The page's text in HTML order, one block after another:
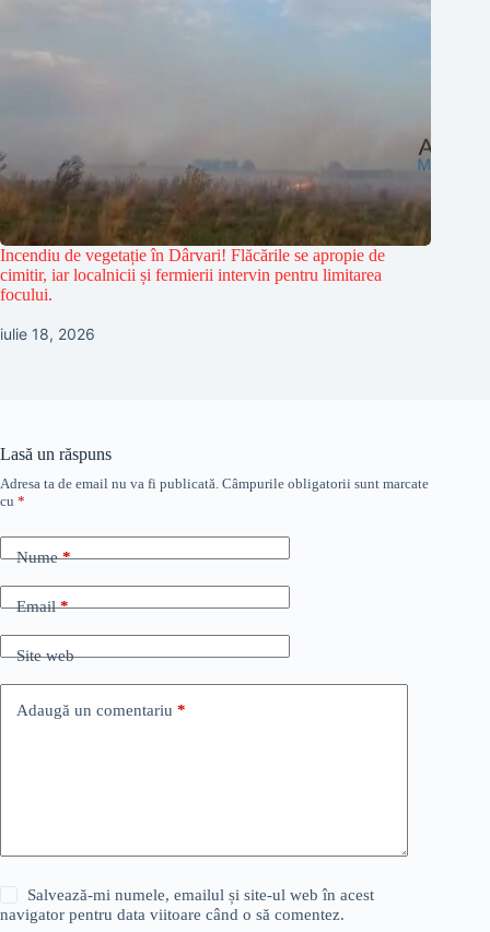
Incendiu de vegetație în Dârvari! Flăcările se apropie de
cimitir, iar localnicii și fermierii intervin pentru limitarea
focului.
iulie 18, 2026
Lasă un răspuns
Adresa ta de email nu va fi publicată. Câmpurile obligatorii sunt marcate
cu *
Nume*
Email*
Site web
Adaugă un comentariu *
Salvează-mi numele, emailul și site-ul web în acest
navigator pentru data viitoare când o să comentez.